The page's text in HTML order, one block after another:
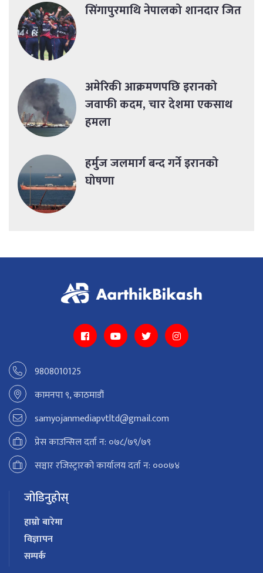
सिंगापुरमाथि नेपालको शानदार जित
अमेरिकी आक्रमणपछि इरानको
जवाफी कदम, चार देशमा एकसाथ
हमला
हर्मुज जलमार्ग बन्द गर्ने इरानको
घोषणा
9808010125
कामनपा ९, काठमाडौं
samyojanmediapvtltd@gmail.com
प्रेस काउन्सिल दर्ता न: ०७८/७९/७९
सञ्चार रजिस्ट्रारको कार्यालय दर्ता न: ०००७४
जोडिनुहोस्
हाम्रो बारेमा
विज्ञापन
सम्पर्क